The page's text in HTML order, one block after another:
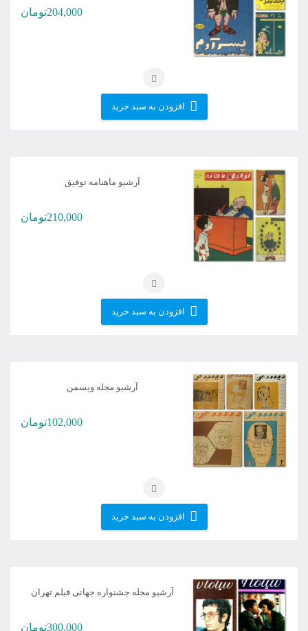
204,000تومان
افزودن به سبد خرید
آرشیو ماهنامه توفیق
210,000تومان
افزودن به سبد خرید
آرشیو مجله ویسمن
102,000تومان
افزودن به سبد خرید
آرشیو مجله جشنواره جهانی فیلم تهران
300,000تومان